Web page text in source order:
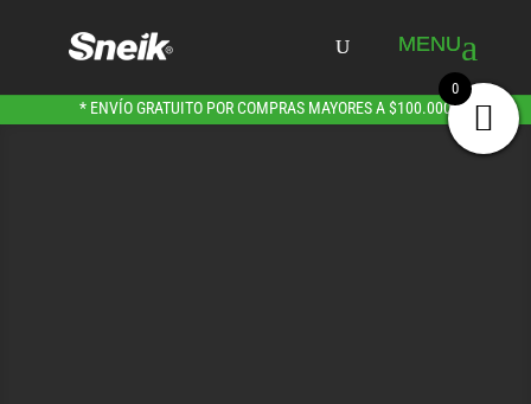
* ENVÍO GRATUITO POR COMPRAS MAYORES A $100.000
0